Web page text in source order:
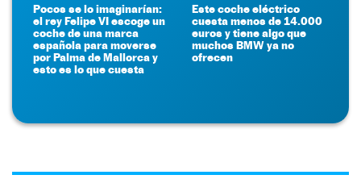
Pocos se lo imaginarían:
el rey Felipe VI escoge un
coche de una marca
española para moverse
por Palma de Mallorca y
esto es lo que cuesta
Este coche eléctrico
cuesta menos de 14.000
euros y tiene algo que
muchos BMW ya no
ofrecen